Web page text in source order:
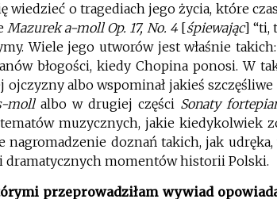
wiedzieć o tragediach jego życia, które
Mazurek a-moll Op. 17, No. 4[śpiewając] “ti,
Wiele jego utworów jest właśnie
błogości, kiedy Chopina ponosi. W
albo wspominał jakieś
mollalbo w drugiej części Sonaty
muzycznych, jakie kiedykolwiek
nagromadzenie doznań takich, jak
dramatycznych momentów historii Polski.
przeprowadziłam wywiad